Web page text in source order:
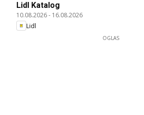
Lidl Katalog
10.08.2026- 16.08.2026
Lidl
OGLAS